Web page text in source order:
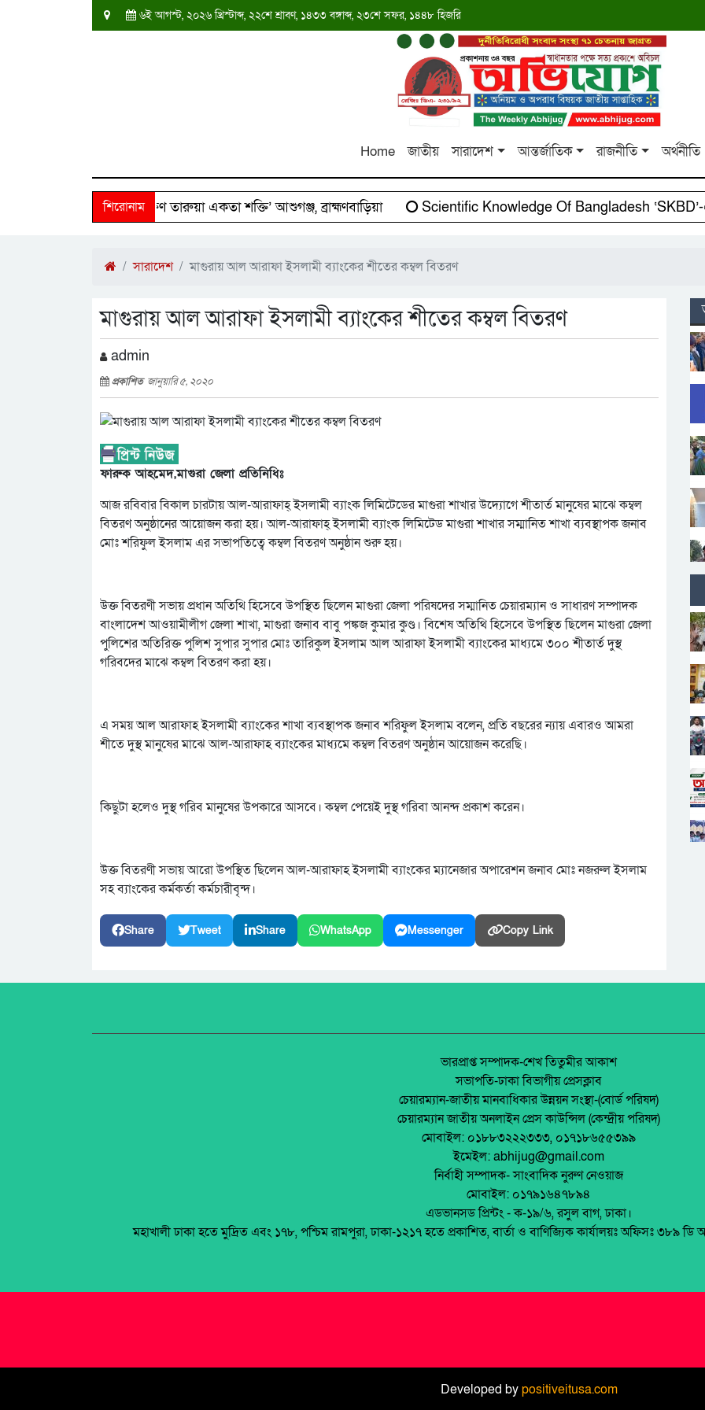
৬ই আগস্ট, ২০২৬ খ্রিস্টাব্দ, ২২শে শ্রাবণ, ১৪৩৩ বঙ্গাব্দ, ২৩শে সফর, ১৪৪৮ হিজরি
Home জাতীয় সারাদেশ আন্তর্জাতিক রাজনীতি অর্থনীতি
শিরোনাম
পরিবারের পাশে ‘দক্ষিণ তারুয়া একতা শক্তি’ আশুগঞ্জ, ব্রাহ্মণবাড়িয়া Scientific Knowledge Of Bangladesh ‘SKBD’-এর
সারাদেশ মাগুরায় আল আরাফা ইসলামী ব্যাংকের শীতের কম্বল বিতরণ
মাগুরায় আল আরাফা ইসলামী ব্যাংকের শীতের কম্বল বিতরণ
admin
প্রকাশিত জানুয়ারি ৫, ২০২০
ফারুক আহমেদ,মাগুরা জেলা প্রতিনিধিঃ
আজ রবিবার বিকাল চারটায় আল-আরাফাহ্ ইসলামী ব্যাংক লিমিটেডের মাগুরা শাখার উদ্যোগে শীতার্ত মানুষের মাঝে কম্বল
বিতরণ অনুষ্ঠানের আয়োজন করা হয়। আল-আরাফাহ্ ইসলামী ব্যাংক লিমিটেড মাগুরা শাখার সম্মানিত শাখা ব্যবস্থাপক জনাব
মোঃ শরিফুল ইসলাম এর সভাপতিত্বে কম্বল বিতরণ অনুষ্ঠান শুরু হয়।
উক্ত বিতরণী সভায় প্রধান অতিথি হিসেবে উপস্থিত ছিলেন মাগুরা জেলা পরিষদের সম্মানিত চেয়ারম্যান ও সাধারণ সম্পাদক
বাংলাদেশ আওয়ামীলীগ জেলা শাখা, মাগুরা জনাব বাবু পঙ্কজ কুমার কুণ্ড। বিশেষ অতিথি হিসেবে উপস্থিত ছিলেন মাগুরা জেলা
পুলিশের অতিরিক্ত পুলিশ সুপার সুপার মোঃ তারিকুল ইসলাম আল আরাফা ইসলামী ব্যাংকের মাধ্যমে ৩০০ শীতার্ত দুস্থ
গরিবদের মাঝে কম্বল বিতরণ করা হয়।
এ সময় আল আরাফাহ ইসলামী ব্যাংকের শাখা ব্যবস্থাপক জনাব শরিফুল ইসলাম বলেন, প্রতি বছরের ন্যায় এবারও আমরা
শীতে দুস্থ মানুষের মাঝে আল-আরাফাহ ব্যাংকের মাধ্যমে কম্বল বিতরণ অনুষ্ঠান আয়োজন করেছি।
কিছুটা হলেও দুস্থ গরিব মানুষের উপকারে আসবে। কম্বল পেয়েই দুস্থ গরিবা আনন্দ প্রকাশ করেন।
উক্ত বিতরণী সভায় আরো উপস্থিত ছিলেন আল-আরাফাহ ইসলামী ব্যাংকের ম্যানেজার অপারেশন জনাব মোঃ নজরুল ইসলাম
সহ ব্যাংকের কর্মকর্তা কর্মচারীবৃন্দ।
Share Tweet Share WhatsApp Messenger Copy Link
ভারপ্রাপ্ত সম্পাদক-শেখ তিতুমীর আকাশ
সভাপতি-ঢাকা বিভাগীয় প্রেসক্লাব
চেয়ারম্যান-জাতীয় মানবাধিকার উন্নয়ন সংস্থা-(বোর্ড পরিষদ)
চেয়ারম্যান জাতীয় অনলাইন প্রেস কাউন্সিল (কেন্দ্রীয় পরিষদ)
মোবাইল: ০১৮৮৩২২২৩৩৩, ০১৭১৮৬৫৫৩৯৯
ইমেইল: abhijug@gmail.com
নির্বাহী সম্পাদক- সাংবাদিক নুরুণ নেওয়াজ
মোবাইল: ০১৭৯১৬৪৭৮৯৪
এডভানসড প্রিন্টং - ক-১৯/৬, রসুল বাগ, ঢাকা।
মহাখালী ঢাকা হতে মুদ্রিত এবং ১৭৮, পশ্চিম রামপুরা, ঢাকা-১২১৭ হতে প্রকাশিত, বার্তা ও বাণিজ্যিক কার্যালয়ঃ অফিসঃ ৩৮৯
Developed bypositiveitusa.com